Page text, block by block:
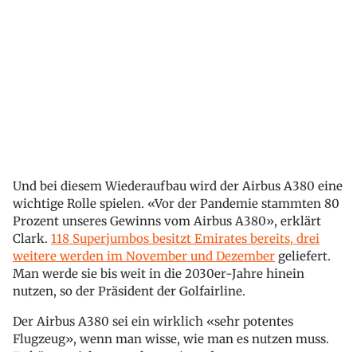
Und bei diesem Wiederaufbau wird der Airbus A380 eine
wichtige Rolle spielen. «Vor der Pandemie stammten 80
Prozent unseres Gewinns vom Airbus A380», erklärt
Clark. 118 Superjumbos besitzt Emirates bereits, drei
weitere werden im November und Dezember geliefert.
Man werde sie bis weit in die 2030er-Jahre hinein
nutzen, so der Präsident der Golfairline.
Der Airbus A380 sei ein wirklich «sehr potentes
Flugzeug», wenn man wisse, wie man es nutzen muss.